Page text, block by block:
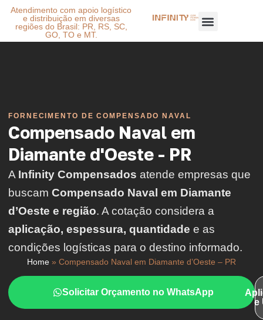
Atendimento com apoio logístico
e distribuição em diversas
regiões do Brasil: PR, RS, SC,
GO, TO e MT.
FORNECIMENTO DE COMPENSADO NAVAL
Compensado Naval em
Diamante d'Oeste - PR
A Infinity Compensados atende empresas que
buscam Compensado Naval em Diamante
d’Oeste e região. A cotação considera a
aplicação, espessura, quantidade e as
condições logísticas para o destino informado.
Home » Compensado Naval em Diamante d’Oeste – PR
Solicitar Orçamento no WhatsApp
e